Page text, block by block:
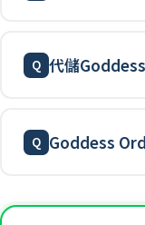
代儲
Goddess